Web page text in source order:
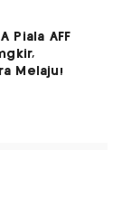
Piala AFF
Melaju!